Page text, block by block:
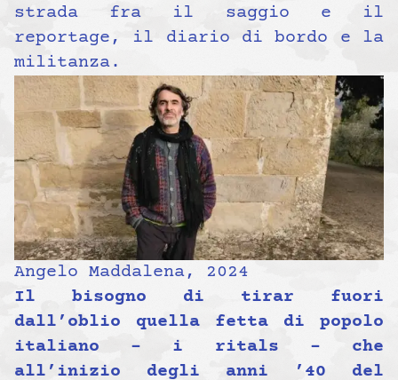
strada fra il saggio e il
reportage, il diario di bordo e la
militanza.
Angelo Maddalena, 2024
Il bisogno di tirar fuori
dall’oblio quella fetta di popolo
italiano – i ritals – che
all’inizio degli anni ’40 del